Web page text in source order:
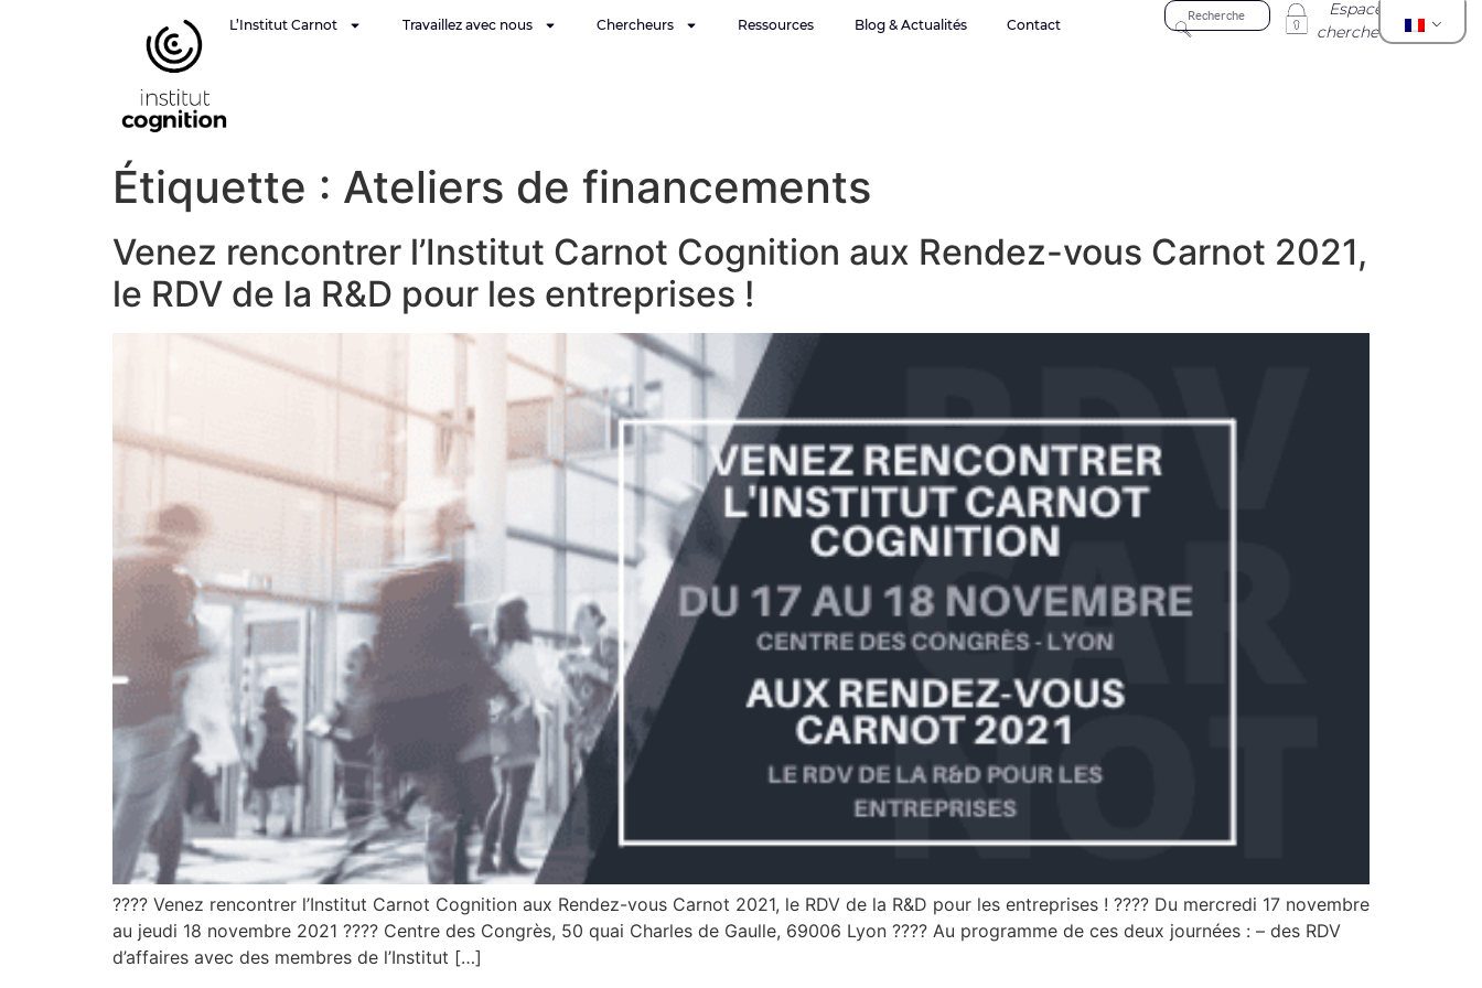
L’Institut Carnot Travaillez avec nous Chercheurs Ressources Blog & Actualités Contact
Espace
chercheur
Étiquette : Ateliers de financements
Venez rencontrer l’Institut Carnot Cognition aux Rendez-vous Carnot 2021,
le RDV de la R&D pour les entreprises !
???? Venez rencontrer l’Institut Carnot Cognition aux Rendez-vous Carnot 2021, le RDV de la R&D pour les entreprises ! ???? Du mercredi 17 novembre
au jeudi 18 novembre 2021 ???? Centre des Congrès, 50 quai Charles de Gaulle, 69006 Lyon ???? Au programme de ces deux journées : – des RDV
d’affaires avec des membres de l’Institut […]